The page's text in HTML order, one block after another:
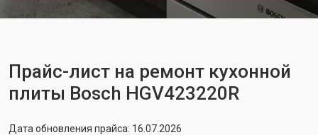
Прайс-лист на ремонт кухонной
плиты Bosch HGV423220R
Дата обновления прайса: 16.07.2026